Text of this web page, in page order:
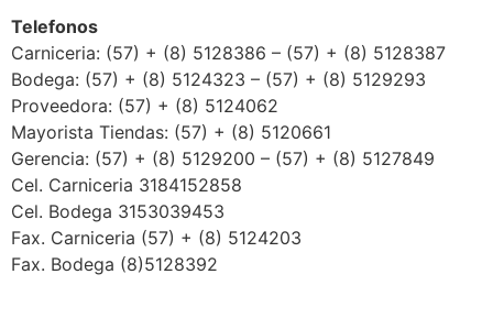
Telefonos
Carniceria: (57) + (8) 5128386 – (57) + (8) 5128387
Bodega: (57) + (8) 5124323 – (57) + (8) 5129293
Proveedora: (57) + (8) 5124062
Mayorista Tiendas: (57) + (8) 5120661
Gerencia: (57) + (8) 5129200 – (57) + (8) 5127849
Cel. Carniceria 3184152858
Cel. Bodega 3153039453
Fax. Carniceria (57) + (8) 5124203
Fax. Bodega (8)5128392